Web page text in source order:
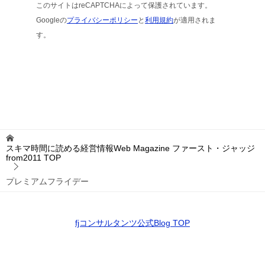
このサイトはreCAPTCHAによって保護されています。
Googleのプライバシーポリシー と利用規約が適用されま
す。
スキマ時間に読める経営情報Web Magazine ファースト・ジャッジ
from2011 TOP
プレミアムフライデー
fjコンサルタンツ公式Blog TOP